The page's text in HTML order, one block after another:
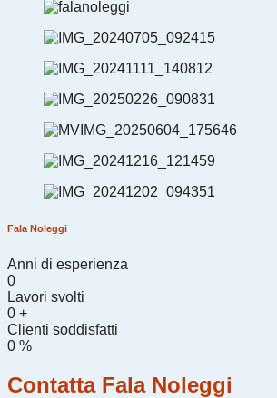
Fala Noleggi
Anni di esperienza
0
Lavori svolti
0 +
Clienti soddisfatti
0 %
Contatta Fala Noleggi